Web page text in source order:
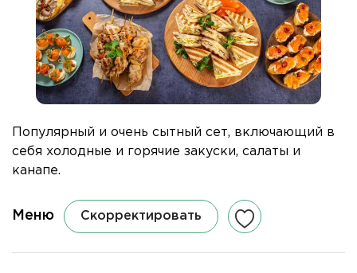
Популярный и очень сытный сет, включающий в
себя холодные и горячие закуски, салаты и
канапе.
Меню Скорректировать